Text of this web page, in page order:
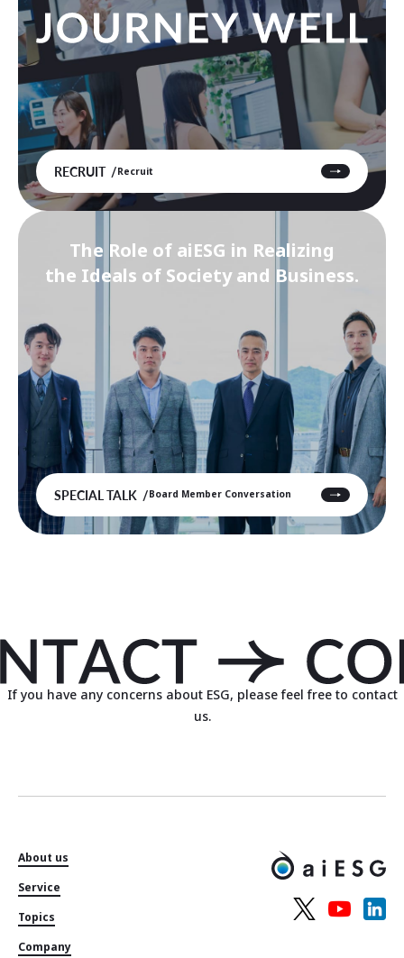
RECRUIT Recruit
The Role of aiESG in Realizing
the Ideals of Society and Business.
SPECIAL TALK Board Member Conversation
If you have any concerns about ESG, please feel free to contact
us.
About us
Service
Topics
Company